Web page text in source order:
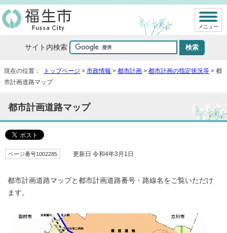
サイト内検索
メニュー
現在の位置： トップページ > 市政情報 > 都市計画 > 都市計画の指定状況等 > 都
市計画道路マップ
都市計画道路マップ
ページ番号1002285 更新日 令和4年3月1日
都市計画道路マップと都市計画道路番号・路線名をご覧いただけ
ます。